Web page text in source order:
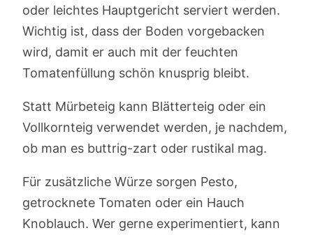
oder leichtes Hauptgericht serviert werden.
Wichtig ist, dass der Boden vorgebacken
wird, damit er auch mit der feuchten
Tomatenfüllung schön knusprig bleibt.
Statt Mürbeteig kann Blätterteig oder ein
Vollkornteig verwendet werden, je nachdem,
ob man es buttrig-zart oder rustikal mag.
Für zusätzliche Würze sorgen Pesto,
getrocknete Tomaten oder ein Hauch
Knoblauch. Wer gerne experimentiert, kann